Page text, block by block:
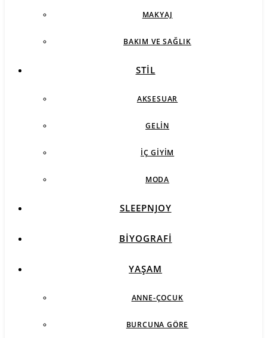
MAKYAJ
BAKIM VE SAĞLIK
STIL
AKSESUAR
GELIN
İÇ GIYIM
MODA
SLEEPNJOY
BIYOGRAFI
YAŞAM
ANNE-ÇOCUK
BURCUNA GÖRE